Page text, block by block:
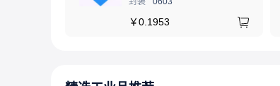
￥0.1953